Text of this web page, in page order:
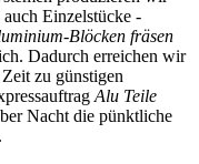
Einzelstücke -
Blöcken fräsen
Dadurch erreichen wir
zu günstigen
Alu Teile
Nacht die pünktliche